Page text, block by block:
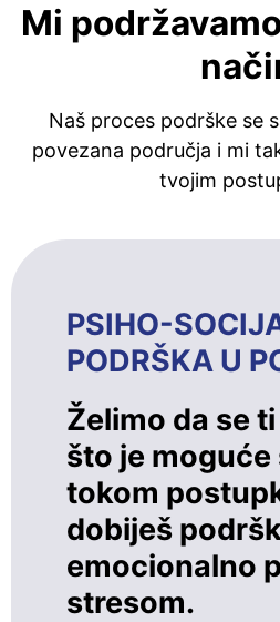
Mi
Naš proces podrške se
povezana područja i mi
tvojim
PSIHO-
PODRŠKA U
Želimo da se
što je
tokom
dobiješ
emocionalno
stresom.